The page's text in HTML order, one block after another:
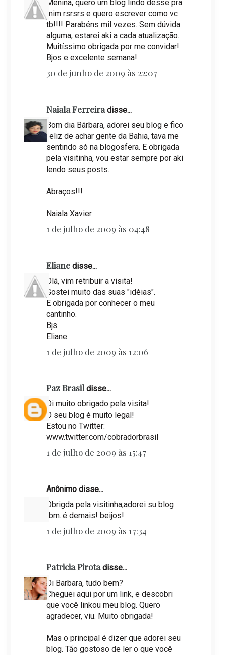
Menina, quero um blog lindo desse pra
mim rsrsrs e quero escrever como vc
tb!!!! Parabéns mil vezes. Sem dúvida
alguma, estarei aki a cada atualização.
Muitíssimo obrigada por me convidar!
Bjos e excelente semana!
30 de junho de 2009 às 22:07
Naiala Ferreiradisse...
Bom dia Bárbara, adorei seu blog e fico
feliz de achar gente da Bahia, tava me
sentindo só na blogosfera. E obrigada
pela visitinha, vou estar sempre por aki
lendo seus posts.
Abraços!!!
Naiala Xavier
1 de julho de 2009 às 04:48
Elianedisse...
Olá, vim retribuir a visita!
Gostei muito das suas "idéias".
E obrigada por conhecer o meu
cantinho.
Bjs
Eliane
1 de julho de 2009 às 12:06
Paz Brasildisse...
Oi muito obrigado pela visita!
O seu blog é muito legal!
Estou no Twitter:
www.twitter.com/cobradorbrasil
1 de julho de 2009 às 15:47
Anônimo disse...
Obrigda pela visitinha,adorei su blog
tbm..é demais! beijos!
1 de julho de 2009 às 17:34
Patricia Pirotadisse...
Oi Barbara, tudo bem?
Cheguei aqui por um link, e descobri
que você linkou meu blog. Quero
agradecer, viu. Muito obrigada!
Mas o principal é dizer que adorei seu
blog. Tão gostoso de ler o que você